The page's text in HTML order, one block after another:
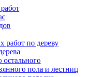
работ по дереву
остального
пола и лестниц